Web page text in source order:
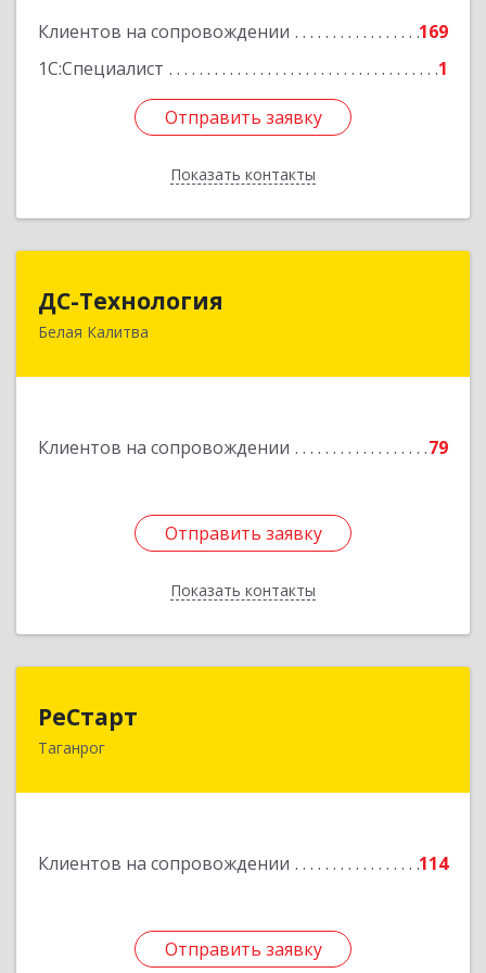
Клиентов на сопровождении
169
1С:Специалист
1
Отправить заявку
Показать контакты
Подробнее
Отправить заявку
Назад
ДС-Технология
Белая Калитва
Клиентов на сопровождении 79
Отправить заявку
Показать контакты
347045, Ростовская обл, Белокалитвинский р-н,
Отправить заявку
Назад
РеСтарт
Таганрог
Клиентов на сопровождении 114
Отправить заявку
347916, Ростовская обл, Таганрог г, Калужский
Отправить заявку